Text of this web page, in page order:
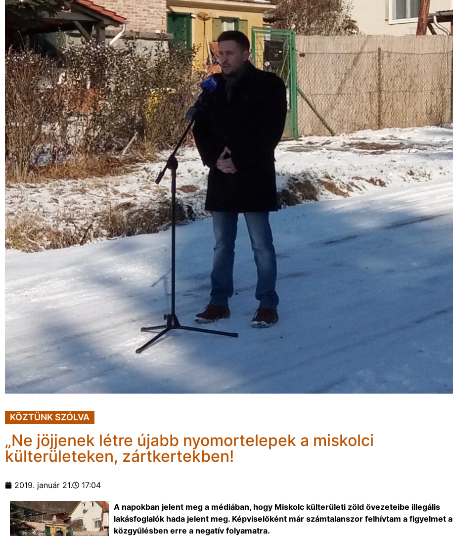
KÖZTÜNK SZÓLVA
„Ne jöjjenek létre újabb nyomortelepek a miskolci
külterületeken, zártkertekben!
2019. január 21. 17:04
A napokban jelent meg a médiában, hogy Miskolc külterületi zöld övezeteibe illegális
lakásfoglalók hada jelent meg. Képviselőként már számtalanszor felhívtam a figyelmet a
közgyűlésben erre a negatív folyamatra.